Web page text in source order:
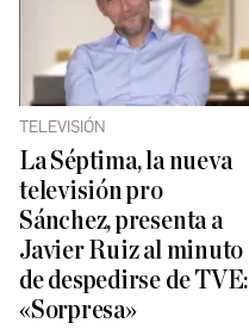
TELEVISIÓN
La Séptima, la nueva
televisión pro
Sánchez, presenta a
Javier Ruiz al minuto
de despedirse de TVE:
«Sorpresa»